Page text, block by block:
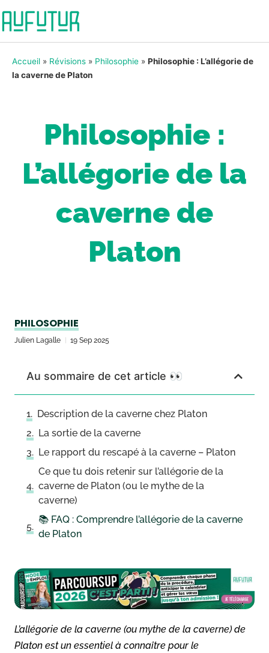
Accueil » Révisions » Philosophie » Philosophie : L’allégorie de
la caverne de Platon
Philosophie :
L’allégorie de la
caverne de
Platon
PHILOSOPHIE
Julien Lagalle 19 Sep 2025
Au sommaire de cet article 👀
Description de la caverne chez Platon
La sortie de la caverne
Le rapport du rescapé à la caverne – Platon
Ce que tu dois retenir sur l’allégorie de la
caverne de Platon (ou le mythe de la
caverne)
📚 FAQ : Comprendre l’allégorie de la caverne
de Platon
L’allégorie de la caverne (ou mythe de la caverne) de
Platon est un essentiel à connaître pour le